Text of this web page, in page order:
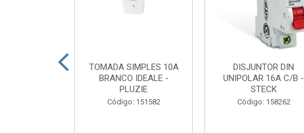
TOMADA SIMPLES 10A
BRANCO IDEALE -
PLUZIE
Código: 151582
DISJUNTOR DIN
UNIPOLAR 16A C/B -
STECK
Código: 158262